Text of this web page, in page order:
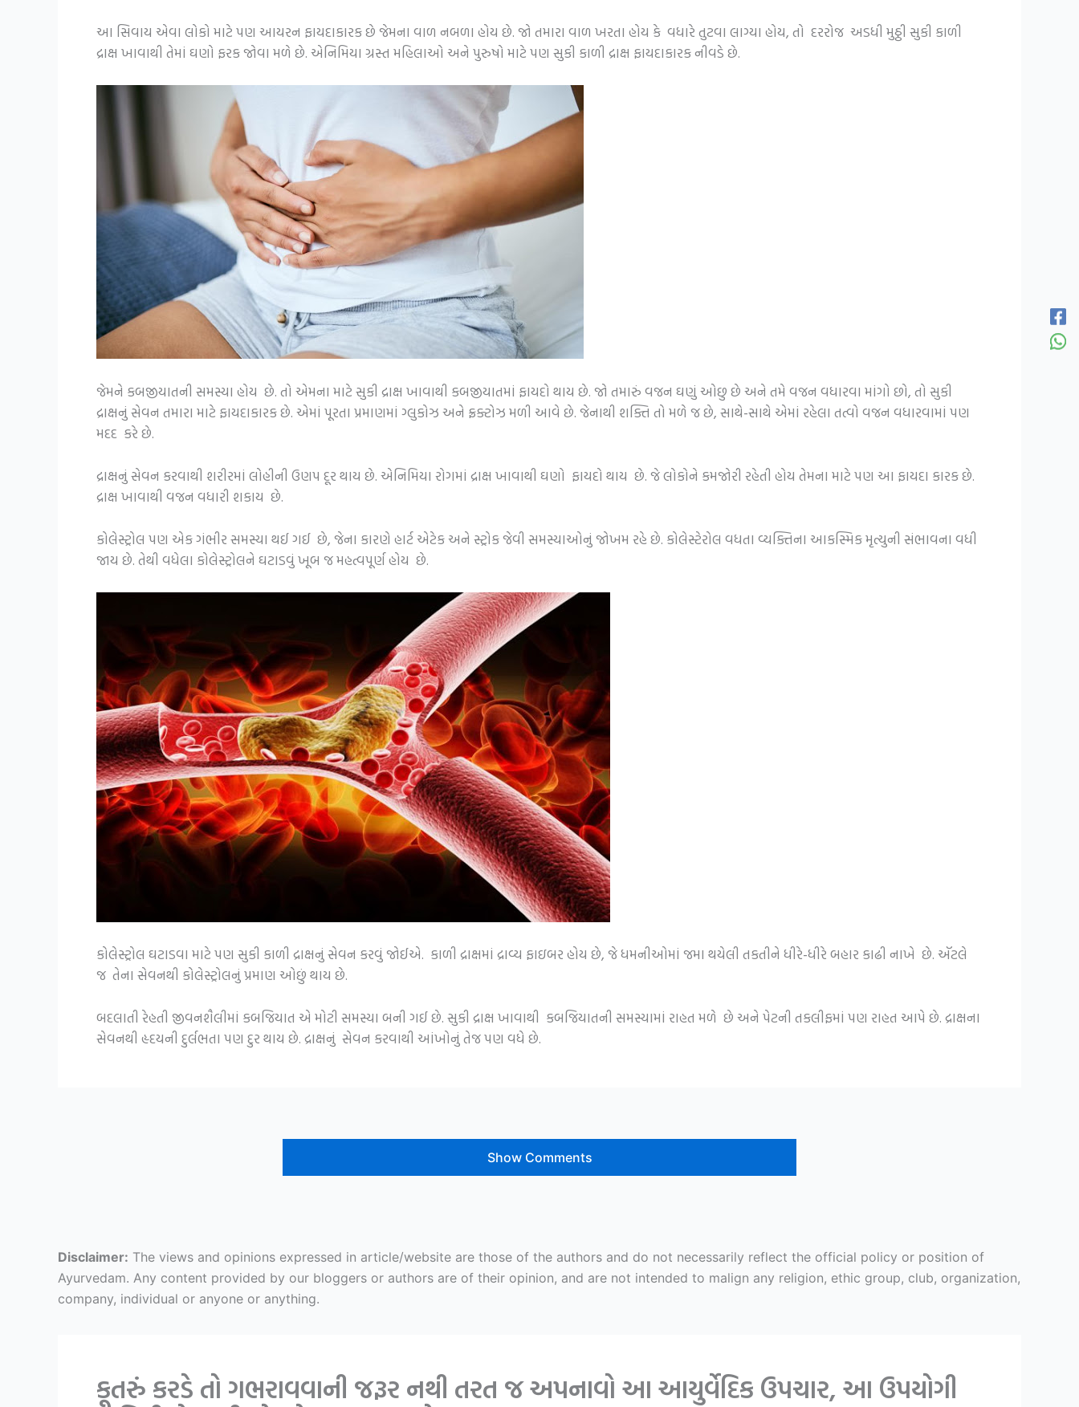
આ સિવાય એવા લોકો માટે પણ આયરન ફાયદાકારક છે જેમના વાળ નબળા હોય છે. જો તમારા વાળ ખરતા હોય કે વધારે તુટવા લાગ્યા હોય, તો દરરોજ અડધી મુઠ્ઠી સુકી કાળી
દ્રાક્ષ ખાવાથી તેમાં ઘણો ફરક જોવા મળે છે. એનિમિયા ગ્રસ્ત મહિલાઓ અને પુરુષો માટે પણ સુકી કાળી દ્રાક્ષ ફાયદાકારક નીવડે છે.
જેમને કબજીયાતની સમસ્યા હોય છે. તો એમના માટે સુકી દ્રાક્ષ ખાવાથી કબજીયાતમાં ફાયદો થાય છે. જો તમારું વજન ઘણું ઓછુ છે અને તમે વજન વધારવા માંગો છો, તો સુકી
દ્રાક્ષનું સેવન તમારા માટે ફાયદાકારક છે. એમાં પૂરતા પ્રમાણમાં ગ્લુકોઝ અને ફ્રક્ટોઝ મળી આવે છે. જેનાથી શક્તિ તો મળે જ છે, સાથે-સાથે એમાં રહેલા તત્વો વજન વધારવામાં પણ
મદદ કરે છે.
દ્રાક્ષનું સેવન કરવાથી શરીરમાં લોહીની ઉણપ દૂર થાય છે. એનિમિયા રોગમાં દ્રાક્ષ ખાવાથી ઘણો ફાયદો થાય છે. જે લોકોને કમજોરી રહેતી હોય તેમના માટે પણ આ ફાયદા કારક છે.
દ્રાક્ષ ખાવાથી વજન વધારી શકાય છે.
કોલેસ્ટ્રોલ પણ એક ગંભીર સમસ્યા થઈ ગઈ છે, જેના કારણે હાર્ટ એટેક અને સ્ટ્રોક જેવી સમસ્યાઓનું જોખમ રહે છે. કોલેસ્ટેરોલ વધતા વ્યક્તિના આકસ્મિક મૃત્યુની સંભાવના વધી
જાય છે. તેથી વધેલા કોલેસ્ટ્રોલને ઘટાડવું ખૂબ જ મહત્વપૂર્ણ હોય છે.
કોલેસ્ટ્રોલ ઘટાડવા માટે પણ સુકી કાળી દ્રાક્ષનું સેવન કરવું જોઈએ. કાળી દ્રાક્ષમાં દ્રાવ્ય ફાઇબર હોય છે, જે ધમનીઓમાં જમા થયેલી તકતીને ધીરે-ધીરે બહાર કાઢી નાખે છે. ઍટલે
જ તેના સેવનથી કોલેસ્ટ્રોલનું પ્રમાણ ઓછું થાય છે.
બદલાતી રેહતી જીવનશૈલીમાં કબજિયાત એ મોટી સમસ્યા બની ગઈ છે. સુકી દ્રાક્ષ ખાવાથી કબજિયાતની સમસ્યામાં રાહત મળે છે અને પેટની તકલીફમાં પણ રાહત આપે છે. દ્રાક્ષના
સેવનથી હૃદયની દુર્લભતા પણ દુર થાય છે. દ્રાક્ષનું સેવન કરવાથી આંખોનું તેજ પણ વધે છે.
Show Comments
Disclaimer: The views and opinions expressed in article/website are those of the authors and do not necessarily reflect the official policy or position of
Ayurvedam. Any content provided by our bloggers or authors are of their opinion, and are not intended to malign any religion, ethic group, club, organization,
company, individual or anyone or anything.
કૂતરું કરડે તો ગભરાવવાની જરૂર નથી તરત જ અપનાવો આ આયુર્વેદિક ઉપચાર, આ ઉપયોગી